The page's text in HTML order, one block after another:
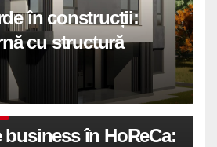
în construcții:
cu structură
business în HoReCa: